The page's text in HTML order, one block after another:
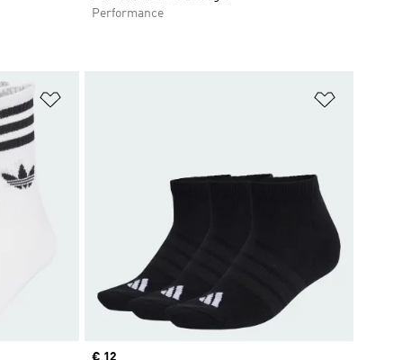
Performance
Price
€ 12